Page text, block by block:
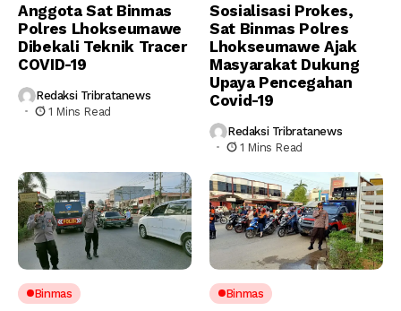
Anggota Sat Binmas
Polres Lhokseumawe
Dibekali Teknik Tracer
COVID-19
Redaksi Tribratanews
1 Mins Read
Sosialisasi Prokes,
Sat Binmas Polres
Lhokseumawe Ajak
Masyarakat Dukung
Upaya Pencegahan
Covid-19
Redaksi Tribratanews
1 Mins Read
Binmas Binmas